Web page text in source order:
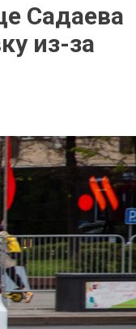
Садаева
из-за